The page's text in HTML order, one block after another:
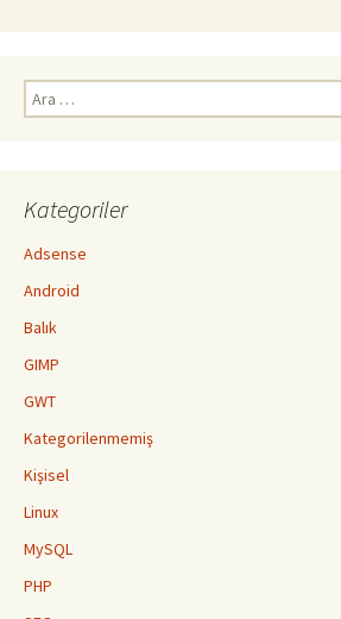
Arama:
Kategoriler
Adsense
Android
Balık
GIMP
GWT
Kategorilenmemiş
Kişisel
Linux
MySQL
PHP